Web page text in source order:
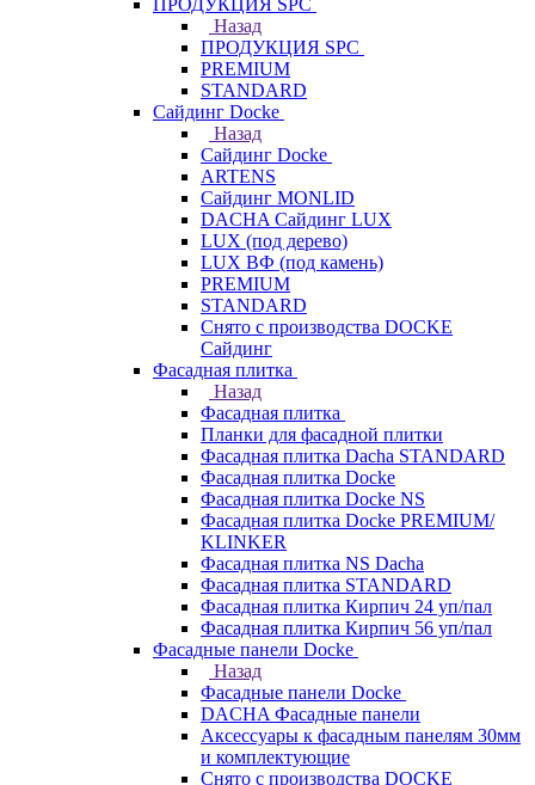
ПРОДУКЦИЯ SPC
Назад
ПРОДУКЦИЯ SPC
PREMIUM
STANDARD
Сайдинг Docke
Назад
Сайдинг Docke
ARTENS
Cайдинг MONLID
DACHA Сайдинг LUX
LUX (под дерево)
LUX ВФ (под камень)
PREMIUM
STANDARD
Снято с производства DOCKE
Сайдинг
Фасадная плитка
Назад
Фасадная плитка
Планки для фасадной плитки
Фасадная плитка Dacha STANDARD
Фасадная плитка Docke
Фасадная плитка Docke NS
Фасадная плитка Docke PREMIUM/
KLINKER
Фасадная плитка NS Dacha
Фасадная плитка STANDARD
Фасадная плитка Кирпич 24 уп/пал
Фасадная плитка Кирпич 56 уп/пал
Фасадные панели Docke
Назад
Фасадные панели Docke
DACHA Фасадные панели
Аксессуары к фасадным панелям 30мм
и комплектующие
Снято с производства DOCKE